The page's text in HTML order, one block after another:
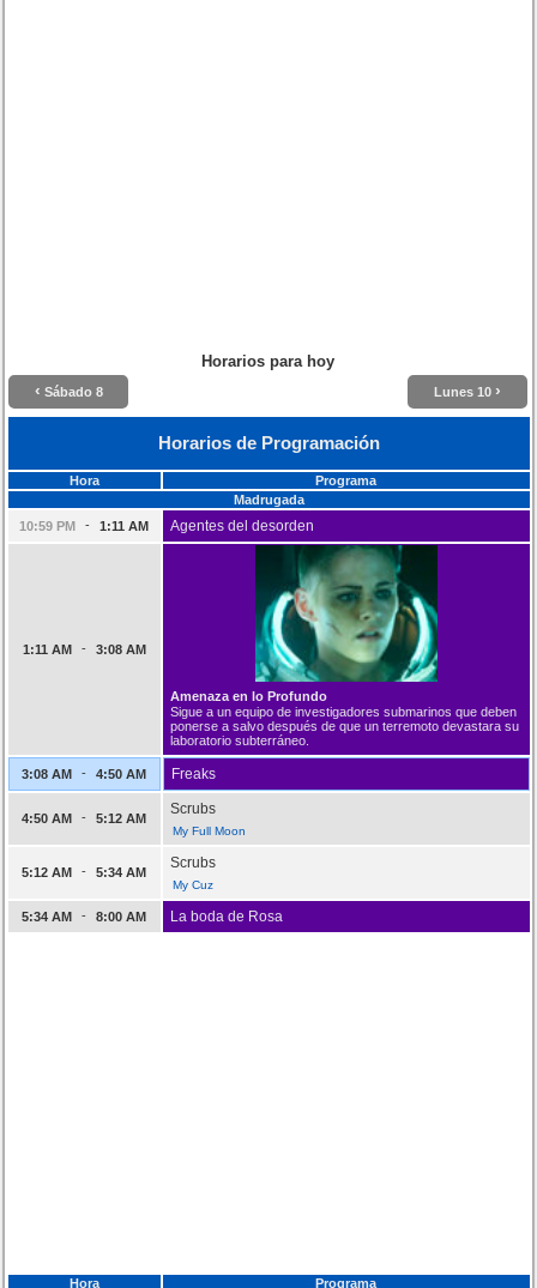
Horarios para hoy
‹ Sábado 8 Lunes 10 ›
Horarios de Programación
Hora
Programa
Madrugada
10:59 PM
- 1:11 AM Agentes del desorden
1:11 AM - 3:08 AM
Amenaza en lo Profundo
Sigue a un equipo de investigadores submarinos que deben
ponerse a salvo después de que un terremoto devastara su
laboratorio subterráneo.
3:08 AM - 4:50 AM Freaks
4:50 AM - 5:12 AM
Scrubs
My Full Moon
5:12 AM - 5:34 AM
Scrubs
My Cuz
5:34 AM - 8:00 AM La boda de Rosa
Hora Programa